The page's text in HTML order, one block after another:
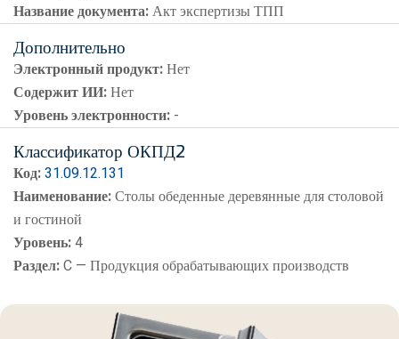
Название документа:Акт экспертизы ТПП
Дополнительно
Электронный продукт:Нет
Содержит ИИ:Нет
Уровень электронности: -
Классификатор ОКПД2
Код:31.09.12.131
Наименование:Столы обеденные деревянные для столовой
и гостиной
Уровень:4
Раздел:C — Продукция обрабатывающих производств